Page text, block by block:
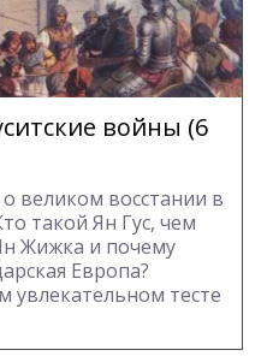
войны (6
великом восстании в
такой Ян Гус, чем
Жижка и почему
Европа?
увлекательном тесте